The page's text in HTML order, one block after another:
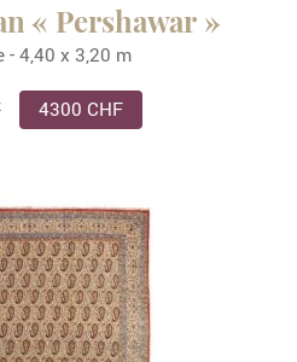
« Pershawar »
- 4,40 x 3,20 m
4300 CHF